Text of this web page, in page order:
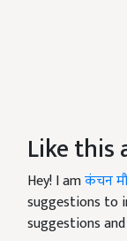
Like this
Hey! I amकंचन
suggestions to
suggestions